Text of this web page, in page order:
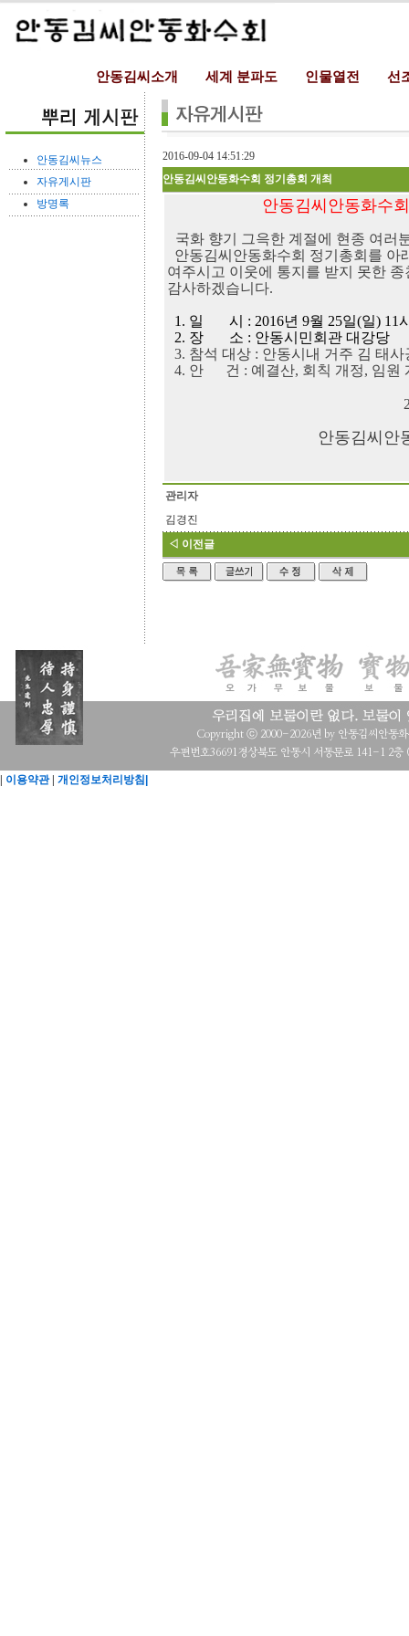
안동김씨소개 세계 분파도 인물열전 선
안동김씨뉴스
자유게시판
방명록
2016-09-04 14:51:29
안동김씨안동화수회 정기총회 개최
안동김씨안동화수
국화 향기 그윽한 계절에 현종 여러
안동김씨안동화수회 정기총회를 아
여주시고 이웃에 통지를 받지 못한
감사하겠습니다.
1. 일 시 : 2016년 9월 25일(일) 11
2. 장 소 : 안동시민회관 대강당
3. 참석 대상 : 안동시내 거주 김 태
4. 안 건 : 예결산, 회칙 개정, 임원
안동김씨안
관리자
김경진
◁ 이전글
이용약관| 개인정보처리방침|
Copyright ⓒ 2000-2026년 by 안동김씨안동
우편번호36691경상북도 안동시 서동문로 141-1 2